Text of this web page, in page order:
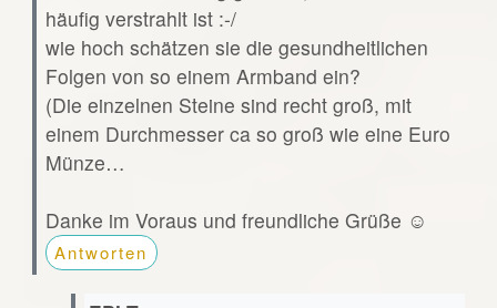
häufig verstrahlt ist :-/
wie hoch schätzen sie die gesundheitlichen
Folgen von so einem Armband ein?
(Die einzelnen Steine sind recht groß, mit
einem Durchmesser ca so groß wie eine Euro
Münze…
Danke im Voraus und freundliche Grüße ☺️
Antworten